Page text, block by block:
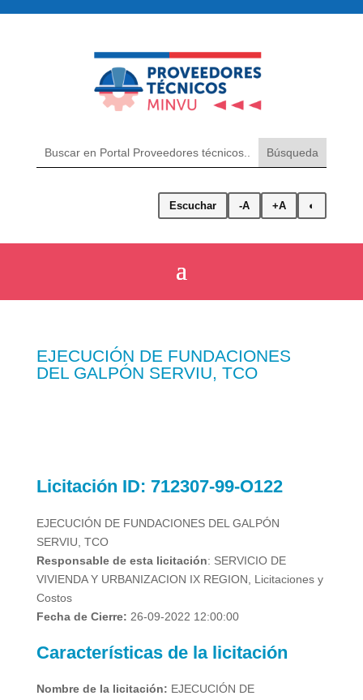
Escuchar -A +A ◐
EJECUCIÓN DE FUNDACIONES
DEL GALPÓN SERVIU, TCO
Licitación ID: 712307-99-O122
EJECUCIÓN DE FUNDACIONES DEL GALPÓN
SERVIU, TCO
Responsable de esta licitación: SERVICIO DE
VIVIENDA Y URBANIZACION IX REGION, Licitaciones y
Costos
Fecha de Cierre: 26-09-2022 12:00:00
Características de la licitación
Nombre de la licitación: EJECUCIÓN DE